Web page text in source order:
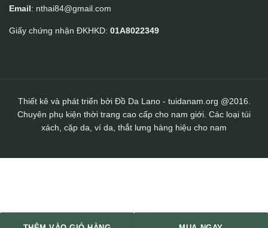
Email: nthai84@gmail.com
Giấy chứng nhận ĐKHKD: 01A8022349
Thiết kê và phát triển bởi Đồ Da Lano - tuidanam.org @2016.
Chuyên phụ kiện thời trang cao cấp cho nam giới. Các loại túi
xách, cặp da, ví da, thắt lưng hàng hiệu cho nam